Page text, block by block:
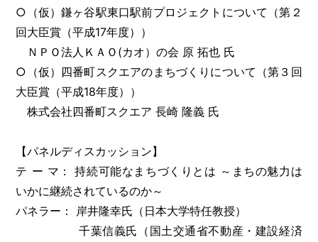
○（仮）鎌ヶ谷駅東口駅前プロジェクトについて（第２
回大臣賞（平成17年度））
ＮＰＯ法人ＫＡＯ(カオ）の会 原 拓也 氏
○（仮）四番町スクエアのまちづくりについて（第３回
大臣賞（平成18年度））
株式会社四番町スクエア 長崎 隆義 氏
【パネルディスカッション】
テ ー マ： 持続可能なまちづくりとは ～まちの魅力は
いかに継続されているのか～
パネラー： 岸井隆幸氏（日本大学特任教授）
千葉信義氏（国土交通省不動産・建設経済